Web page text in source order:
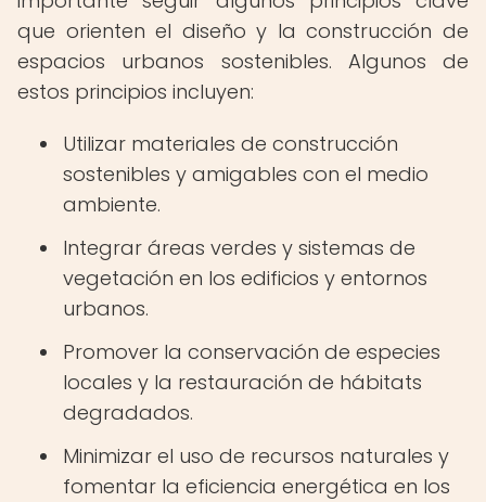
que orienten el diseño y la construcción de
espacios urbanos sostenibles. Algunos de
estos principios incluyen:
Utilizar materiales de construcción
sostenibles y amigables con el medio
ambiente.
Integrar áreas verdes y sistemas de
vegetación en los edificios y entornos
urbanos.
Promover la conservación de especies
locales y la restauración de hábitats
degradados.
Minimizar el uso de recursos naturales y
fomentar la eficiencia energética en los